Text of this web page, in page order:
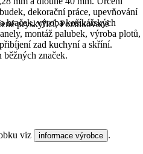
pryskyřicí, Pozinkované
dekorační práce, upevňování
hraček, výroba košíkářských
montáž palubek, výroba plotů,
zad kuchyní a skříní.
běžných značek.
viz informace výrobce .